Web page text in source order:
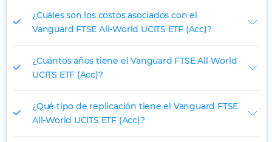
¿Cuáles son los costos asociados con el
Vanguard FTSE All-World UCITS ETF (Acc)?
¿Cuántos años tiene el Vanguard FTSE All-World
UCITS ETF (Acc)?
¿Qué tipo de replicación tiene el Vanguard FTSE
All-World UCITS ETF (Acc)?